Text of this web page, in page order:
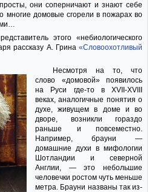
они соперничают и знают себе
многие домовые сгорели в пожарах во
этого «небиологического
рассказу А. Грина «Словоохотливый
Несмотря на то, что
слово «домовой» появилось
на Руси где-то в XVII-XVIII
веках, аналогичные понятия о
духе, живущем в доме и во
дворе, возникли гораздо
раньше и повсеместно.
Например, брауни —
домашние духи в мифологии
Шотландии и северной
Англии, — это небольшие
человечки ростом чуть меньше
метра. Брауни названы так из-